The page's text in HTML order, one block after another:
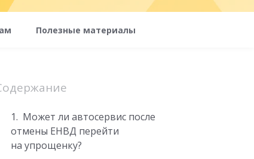
Полезные материалы
1. Может ли автосервис после
отмены ЕНВД перейти
на упрощенку?